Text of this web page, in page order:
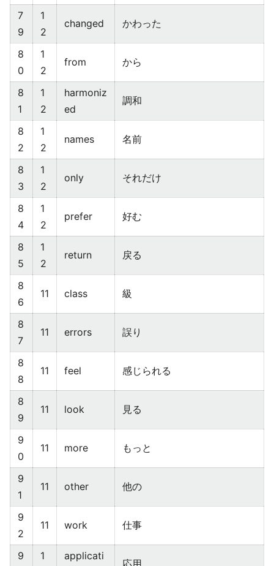
7
9
1
2
changed かわった
8
0
1
2
from から
8
1
1
2
harmoniz
ed
調和
8
2
1
2
names 名前
8
3
1
2
only それだけ
8
4
1
2
prefer 好む
8
5
1
2
return 戻る
8
6
11 class 級
8
7
11 errors 誤り
8
8
11 feel 感じられる
8
9
11 look 見る
9
0
11 more もっと
9
1
11 other 他の
9
2
11 work 仕事
9 1 applicati
応用